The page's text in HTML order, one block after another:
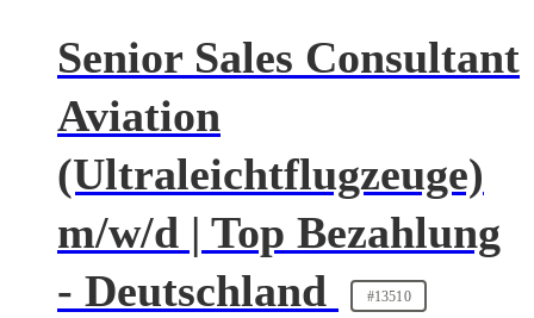
Senior Sales Consultant
Aviation
(Ultraleichtflugzeuge)
m/w/d | Top Bezahlung
- Deutschland
#13510